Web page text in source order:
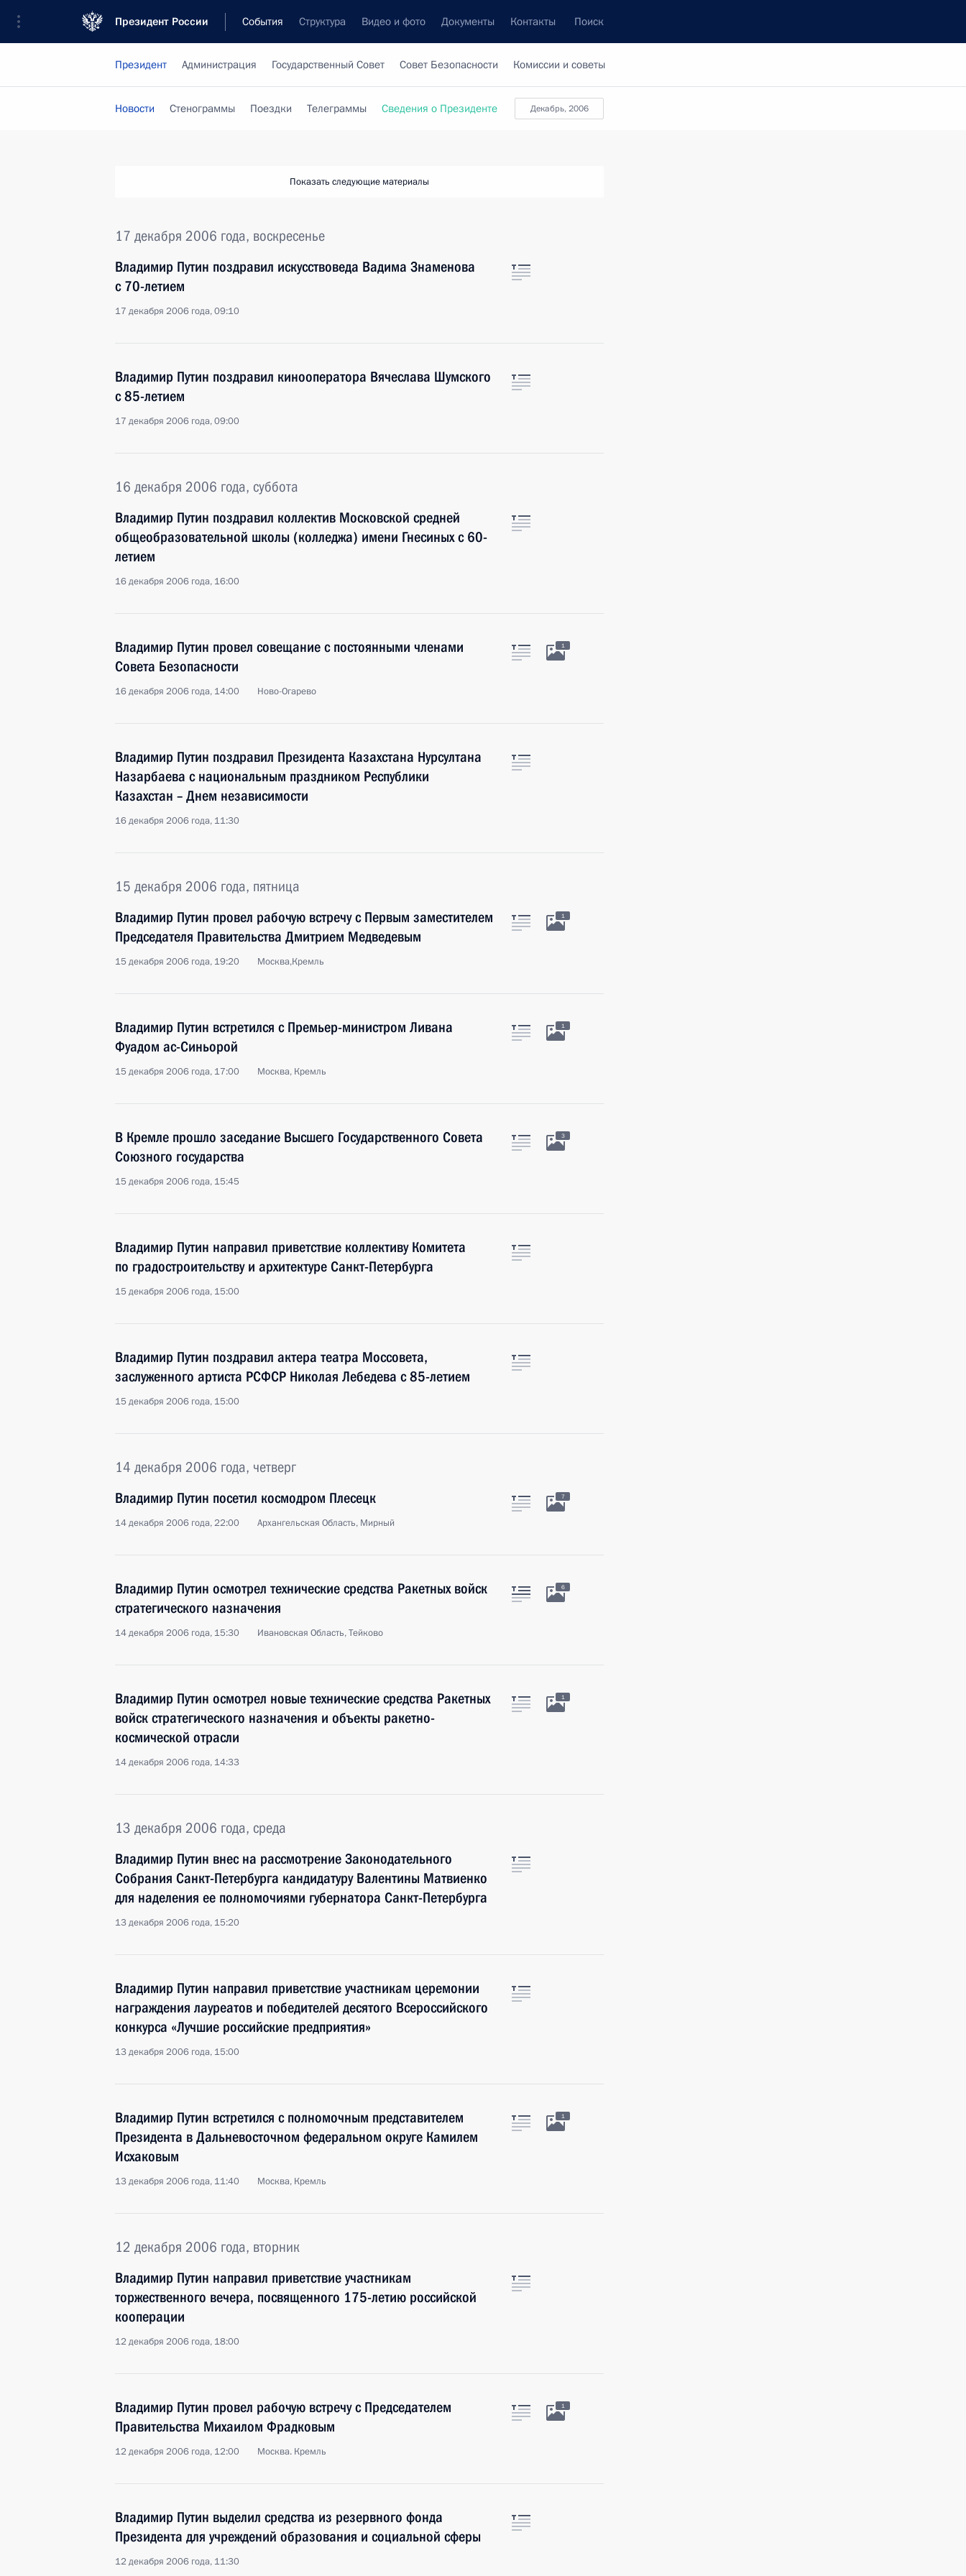
Президент России События Структура Видео и фото Документы Контакты Поиск
Президент Администрация Государственный Совет Совет Безопасности Комиссии и советы
декабрь, 2006
Новости Стенограммы Поездки Телеграммы Сведения о Президенте
Показать следующие материалы
17 декабря 2006 года, воскресенье
Владимир Путин поздравил искусствоведа Вадима Знаменова
с 70-летием
17 декабря 2006 года, 09:10
Владимир Путин поздравил кинооператора Вячеслава Шумского
с 85-летием
17 декабря 2006 года, 09:00
16 декабря 2006 года, суббота
Владимир Путин поздравил коллектив Московской средней
общеобразовательной школы (колледжа) имени Гнесиных с 60-
летием
16 декабря 2006 года, 16:00
Владимир Путин провел совещание с постоянными членами
Совета Безопасности
16 декабря 2006 года, 14:00 Ново-Огарево
1
Владимир Путин поздравил Президента Казахстана Нурсултана
Назарбаева с национальным праздником Республики
Казахстан – Днем независимости
16 декабря 2006 года, 11:30
15 декабря 2006 года, пятница
Владимир Путин провел рабочую встречу с Первым заместителем
Председателя Правительства Дмитрием Медведевым
15 декабря 2006 года, 19:20 Москва,Кремль
1
Владимир Путин встретился с Премьер-министром Ливана
Фуадом ас-Синьорой
15 декабря 2006 года, 17:00 Москва, Кремль
1
В Кремле прошло заседание Высшего Государственного Совета
Союзного государства
15 декабря 2006 года, 15:45
3
Владимир Путин направил приветствие коллективу Комитета
по градостроительству и архитектуре Санкт-Петербурга
15 декабря 2006 года, 15:00
Владимир Путин поздравил актера театра Моссовета,
заслуженного артиста РСФСР Николая Лебедева с 85-летием
15 декабря 2006 года, 15:00
14 декабря 2006 года, четверг
Владимир Путин посетил космодром Плесецк
14 декабря 2006 года, 22:00 Архангельская Область, Мирный
7
Владимир Путин осмотрел технические средства Ракетных войск
стратегического назначения
14 декабря 2006 года, 15:30 Ивановская Область, Тейково
6
Владимир Путин осмотрел новые технические средства Ракетных
войск стратегического назначения и объекты ракетно-
космической отрасли
14 декабря 2006 года, 14:33
1
13 декабря 2006 года, среда
Владимир Путин внес на рассмотрение Законодательного
Собрания Санкт-Петербурга кандидатуру Валентины Матвиенко
для наделения ее полномочиями губернатора Санкт-Петербурга
13 декабря 2006 года, 15:20
Владимир Путин направил приветствие участникам церемонии
награждения лауреатов и победителей десятого Всероссийского
конкурса «Лучшие российские предприятия»
13 декабря 2006 года, 15:00
Владимир Путин встретился с полномочным представителем
Президента в Дальневосточном федеральном округе Камилем
Исхаковым
13 декабря 2006 года, 11:40 Москва, Кремль
1
12 декабря 2006 года, вторник
Владимир Путин направил приветствие участникам
торжественного вечера, посвященного 175-летию российской
кооперации
12 декабря 2006 года, 18:00
Владимир Путин провел рабочую встречу с Председателем
Правительства Михаилом Фрадковым
12 декабря 2006 года, 12:00 Москва. Кремль
1
Владимир Путин выделил средства из резервного фонда
Президента для учреждений образования и социальной сферы
12 декабря 2006 года, 11:30